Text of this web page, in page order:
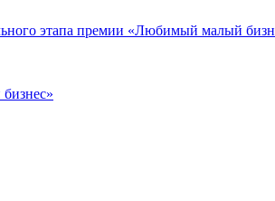
этапа премии «Любимый малый